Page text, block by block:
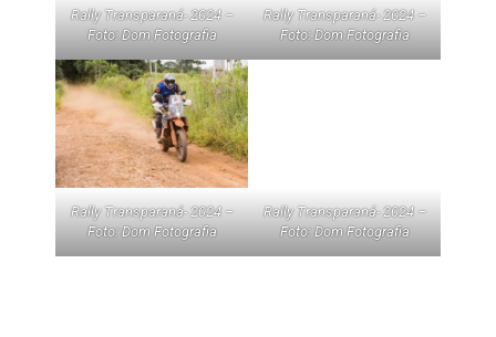
Rally Transparaná- 2024 –
Foto: Dom Fotografia
Rally Transparaná- 2024 –
Foto: Dom Fotografia
Rally Transparaná- 2024 –
Foto: Dom Fotografia
Rally Transparaná- 2024 –
Foto: Dom Fotografia